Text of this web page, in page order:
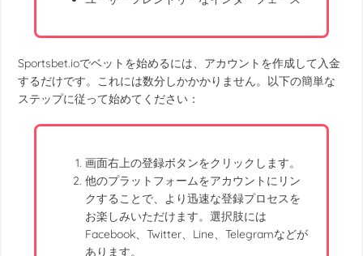
Sportsbet.ioでベットを始めるには、アカウントを作成して入金
するだけです。これには数分しかかかりません。以下の簡単な
ステップに従って始めてください：
画面右上の登録ボタンをクリックします。
他のプラットフォームをアカウントにリン
クすることで、より迅速な登録プロセスを
お楽しみいただけます。選択肢には
Facebook、Twitter、Line、Telegramなどが
あります。